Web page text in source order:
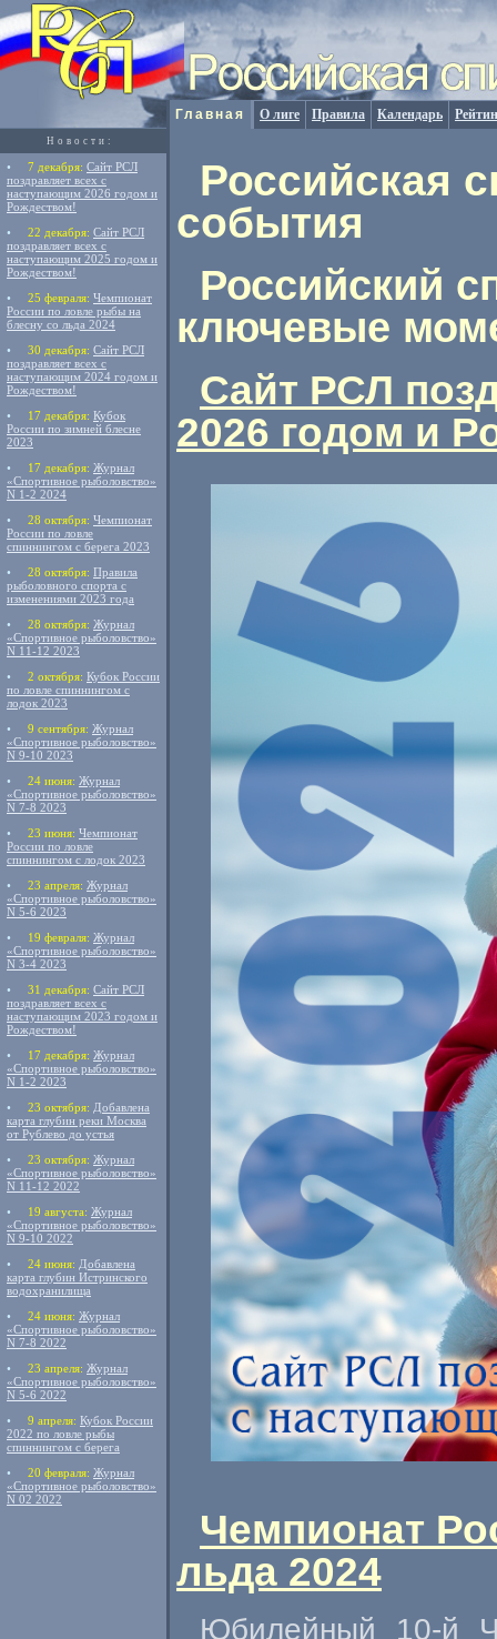
Главная О лиге Правила Календарь
Новости:
• 7 декабря: Сайт РСЛ
поздравляет всех с
наступающим 2026 годом и
Рождеством!
• 22 декабря: Сайт РСЛ
поздравляет всех с
наступающим 2025 годом и
Рождеством!
• 25 февраля: Чемпионат
России по ловле рыбы на
блесну со льда 2024
• 30 декабря: Сайт РСЛ
поздравляет всех с
наступающим 2024 годом и
Рождеством!
• 17 декабря: Кубок
России по зимней блесне
2023
• 17 декабря: Журнал
«Спортивное рыболовство»
N 1-2 2024
• 28 октября: Чемпионат
России по ловле
спиннингом с берега 2023
• 28 октября: Правила
рыболовного спорта с
изменениями 2023 года
• 28 октября: Журнал
«Спортивное рыболовство»
N 11-12 2023
• 2 октября: Кубок России
по ловле спиннингом с
лодок 2023
• 9 сентября: Журнал
«Спортивное рыболовство»
N 9-10 2023
• 24 июня: Журнал
«Спортивное рыболовство»
N 7-8 2023
• 23 июня: Чемпионат
России по ловле
спиннингом с лодок 2023
• 23 апреля: Журнал
«Спортивное рыболовство»
N 5-6 2023
• 19 февраля: Журнал
«Спортивное рыболовство»
N 3-4 2023
• 31 декабря: Сайт РСЛ
поздравляет всех с
наступающим 2023 годом и
Рождеством!
• 17 декабря: Журнал
«Спортивное рыболовство»
N 1-2 2023
• 23 октября: Добавлена
карта глубин реки Москва
от Рублево до устья
• 23 октября: Журнал
«Спортивное рыболовство»
N 11-12 2022
• 19 августа: Журнал
«Спортивное рыболовство»
N 9-10 2022
• 24 июня: Добавлена
карта глубин Истринского
водохранилища
• 24 июня: Журнал
«Спортивное рыболовство»
N 7-8 2022
• 23 апреля: Журнал
«Спортивное рыболовство»
N 5-6 2022
• 9 апреля: Кубок России
2022 по ловле рыбы
спиннингом с берега
• 20 февраля: Журнал
«Спортивное рыболовство»
N 02 2022
Российская
события
Российский
ключевые
Сайт РСЛ
2026 годом и
Чемпионат
льда 2024
Юбилейный 10-й